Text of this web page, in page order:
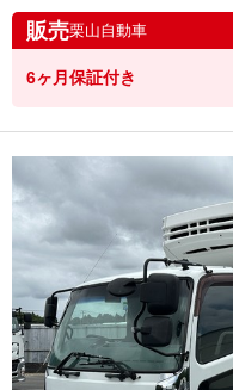
販売栗山自動車
6ヶ月保証付き